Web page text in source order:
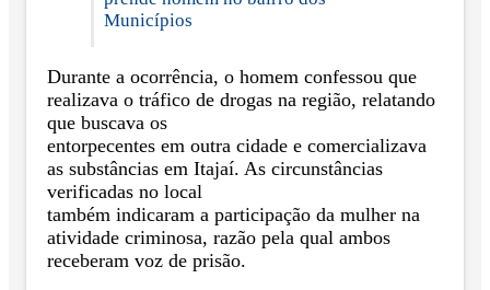
Municípios
Durante a ocorrência, o homem confessou que
realizava o tráfico de drogas na região, relatando
que buscava os
entorpecentes em outra cidade e comercializava
as substâncias em Itajaí. As circunstâncias
verificadas no local
também indicaram a participação da mulher na
atividade criminosa, razão pela qual ambos
receberam voz de prisão.